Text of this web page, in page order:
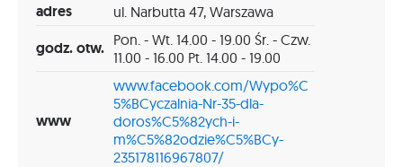
adres ul. Narbutta 47, Warszawa
godz. otw. Pon. - Wt. 14.00 - 19.00 Śr. - Czw.
11.00 - 16.00 Pt. 14.00 - 19.00
www
www.facebook.com/Wypo%C
5%BCyczalnia-Nr-35-dla-
doros%C5%82ych-i-
m%C5%82odzie%C5%BCy-
235178116967807/